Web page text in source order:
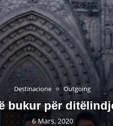
Destinacione Outgoing
bukur për
6 Mars, 2020